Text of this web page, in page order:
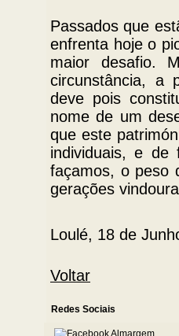
Passados que
enfrenta hoje o
maior desafio.
circunstância, a
deve pois
nome de um
que este
individuais, e de
façamos, o peso
gerações
Loulé, 18 de
Voltar
Redes Sociais